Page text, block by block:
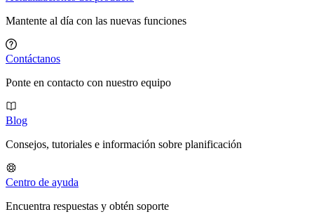
Mantente al día con las nuevas funciones
Contáctanos
Ponte en contacto con nuestro equipo
Blog
Consejos, tutoriales e información sobre planificación
Centro de ayuda
Encuentra respuestas y obtén soporte